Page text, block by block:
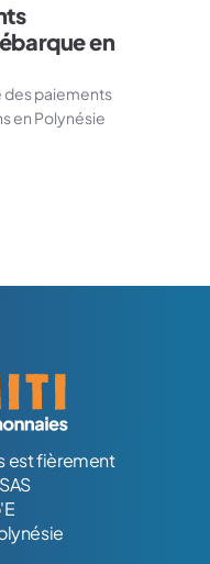
en
des paiements
en Polynésie
est fièrement